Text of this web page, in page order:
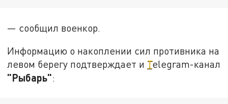
— сообщил военкор.
Информацию о накоплении сил противника на
левом берегу подтверждает и Telegram-канал
"Рыбарь":